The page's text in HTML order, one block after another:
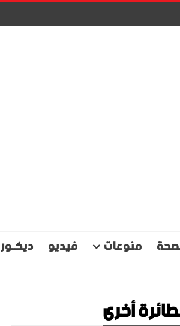
منوعات فيديو ديكـور
أخرى